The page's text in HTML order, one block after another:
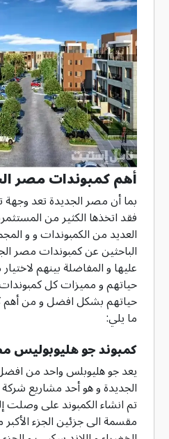
أهم كمبوندات مصر
بما أن مصر الجديدة تعد وجهة
فقد اتخذها الكثير من
العديد من الكمبوندات و و
الباحثين عن كمبوندات مصر
عليها و المفاضلة بينهم
حياتهم و مميزات كل
حياتهم بشكل افضل و من أهم
ما يلي:
كمبوند جو هليوبوليس
يعد جو هليوبلس واحد من
الجديدة و هو أحد مشاريع شركة
مقسمة الى جزئين الجزء